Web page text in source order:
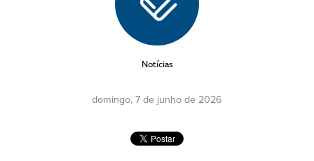
Notícias
domingo, 7 de junho de 2026